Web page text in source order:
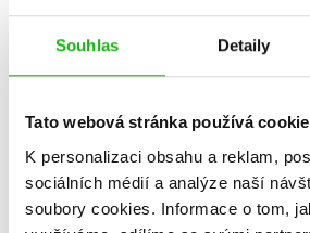
Souhlas Detaily
Tato webová stránka používá
K personalizaci obsahu a reklam,
sociálních médií a analýze naší
soubory cookies. Informace o tom,
Devadesátky ve filmu
Ondřej Mrázek, Petr Cífka,
Václav Rybář,
Matěj Svoboda
Jiří